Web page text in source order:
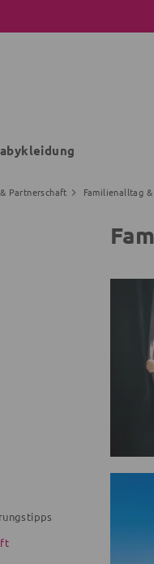
Partnerschaft Familienalltag